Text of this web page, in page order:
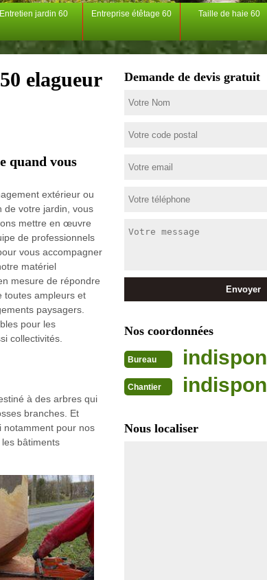
Entretien jardin 60 Entreprise étêtage 60 Taille de haie 60
elagueur
quand vous
extérieur ou
de votre jardin, vous
mettre en œuvre
de professionnels
vous accompagner
matériel
mesure de répondre
toutes ampleurs et
paysagers.
pour les
collectivités.
à des arbres qui
branches. Et
notamment pour nos
bâtiments
Demande de devis gratuit
Nos coordonnées
Bureau
Chantier
Nous localiser